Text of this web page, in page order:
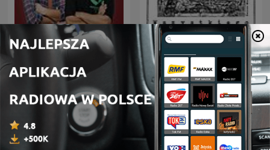
Deutsche Podcasts
Wszystkiego